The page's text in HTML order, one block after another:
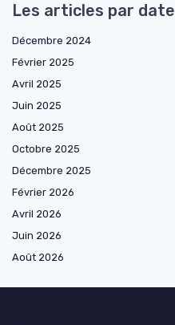
Les articles par date
Décembre 2024
Février 2025
Avril 2025
Juin 2025
Août 2025
Octobre 2025
Décembre 2025
Février 2026
Avril 2026
Juin 2026
Août 2026